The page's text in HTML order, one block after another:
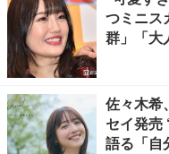
つミニス
群」「大
佐々木希
セイ発売
語る「自